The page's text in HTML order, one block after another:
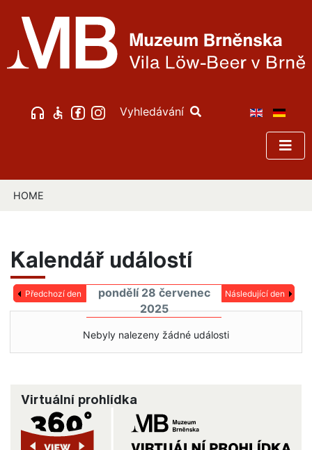
Vyhledávání
HOME
Kalendář událostí
Předchozí den
pondělí 28 červenec
2025
Následující den
Nebyly nalezeny žádné události
Virtuální prohlídka